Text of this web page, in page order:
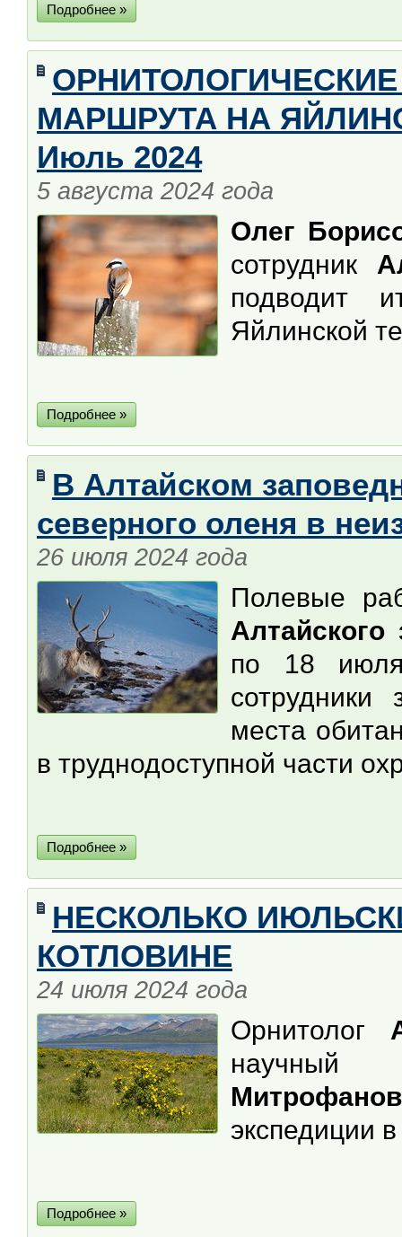
Подробнее »
МАРШРУТА НА
Июль 2024
5 августа 2024 года
Олег
сотрудник
подводит
Яйлинской
Подробнее »
В Алтайском
северного оленя в
26 июля 2024 года
Полевые
Алтайского
по 18
сотрудники
места
в труднодоступной части
Подробнее »
НЕСКОЛЬКО
КОТЛОВИНЕ
24 июля 2024 года
Орнитолог
научный
Митрофанов
экспедиции
Подробнее »